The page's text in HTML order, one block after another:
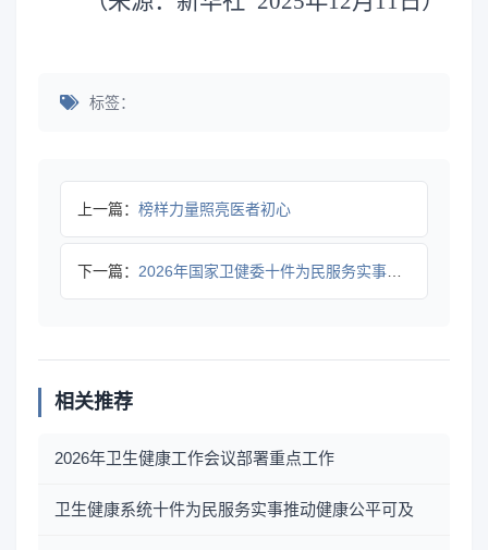
标签：
上一篇： 榜样力量照亮医者初心
下一篇： 2026年国家卫健委十件为民服务实事公布
相关推荐
2026年卫生健康工作会议部署重点工作
卫生健康系统十件为民服务实事推动健康公平可及